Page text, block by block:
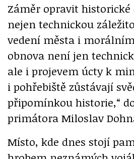
Záměr opravit historické
nejen technickou
vedení města i
obnova není jen
ale i projevem úcty k
i pohřebiště zůstávají
připomínkou historie,“
primátora Miloslav
Místo, kde dnes stojí